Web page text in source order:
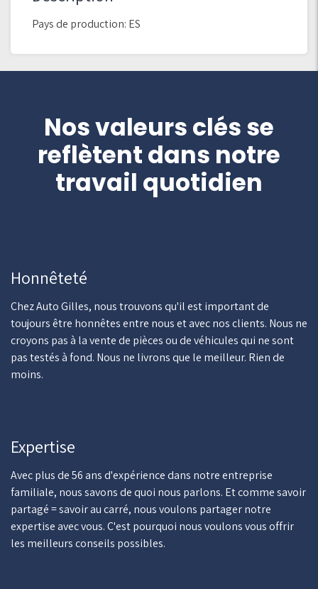
Pays de production: ES
Nos valeurs clés se
reflètent dans notre
travail quotidien
Honnêteté
Chez Auto Gilles, nous trouvons qu'il est important de
toujours être honnêtes entre nous et avec nos clients. Nous ne
croyons pas à la vente de pièces ou de véhicules qui ne sont
pas testés à fond. Nous ne livrons que le meilleur. Rien de
moins.
Expertise
Avec plus de 56 ans d'expérience dans notre entreprise
familiale, nous savons de quoi nous parlons. Et comme savoir
partagé = savoir au carré, nous voulons partager notre
expertise avec vous. C'est pourquoi nous voulons vous offrir
les meilleurs conseils possibles.